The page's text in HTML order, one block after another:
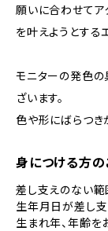
願いに合わせてア
を叶えようとする
モニターの発色
ざいます。
色や形にばらつき
身につける方の
差し支えのない範
生年月日が差し
生まれ年、年齢を